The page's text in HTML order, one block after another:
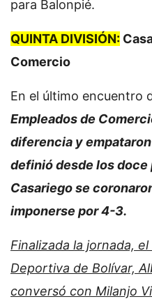
para Balonpié.
QUINTA DIVISIÓN:
Comercio
En el último encuentro
Empleados de
diferencia y
definió desde los doce
Casariego se
imponerse por 4-3.
Finalizada la jornada,
Deportiva de Bolívar,
conversó con Milanjo